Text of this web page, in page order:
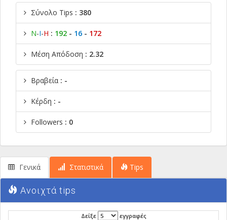
Σύνολο Tips : 380
Ν-Ι-Η : 192 - 16 - 172
Μέση Απόδοση : 2.32
Βραβεία : -
Κέρδη : -
Followers : 0
Γενικά Στατιστικά Tips
Ανοιχτά tips
Δείξε εγγραφές